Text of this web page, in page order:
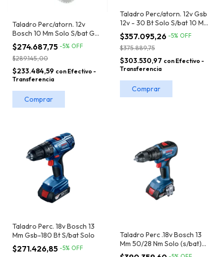
Taladro Perc/atorn. 12v
Bosch 10 Mm Solo S/bat Gsb
120-li Bt
$274.687,75 -5% OFF
$289.145,00
$233.484,59 con Efectivo -
Transferencia
Taladro Perc/atorn. 12v Gsb
12v - 30 Bt Solo S/bat 10 Mm
Bosch
$357.095,26 -5% OFF
$375.889,75
$303.530,97 con Efectivo -
Transferencia
Taladro Perc. 18v Bosch 13
Mm Gsb-180 Bt S/bat Solo
$271.426,85 -5% OFF
Taladro Perc .18v Bosch 13
Mm 50/28 Nm Solo (s/bat)
Gsb 18v-50 Bt